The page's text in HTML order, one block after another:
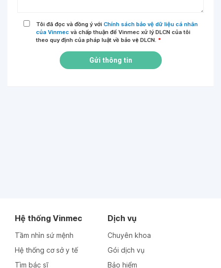
Tôi đã đọc và đồng ý với Chính sách bảo vệ dữ liệu cá nhân
của Vinmec và chấp thuận để Vinmec xử lý DLCN của tôi
theo quy định của pháp luật về bảo vệ DLCN. *
Gửi thông tin
Hệ thống Vinmec
Tầm nhìn sứ mệnh
Hệ thống cơ sở y tế
Tìm bác sĩ
Dịch vụ
Chuyên khoa
Gói dịch vụ
Bảo hiểm